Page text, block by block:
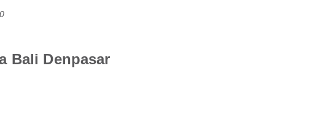
Bali Denpasar